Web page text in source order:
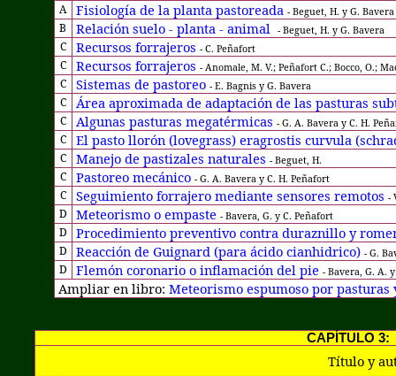
A Fisiología de la planta pastoreada -Beguet, H. y G. Bavera
B Relación suelo - planta - animal -Beguet, H. y G. Bavera
C Recursos forrajeros - C. Peñafort
C Recursos forrajeros- Anomale, M. V.; Peñafort C.; Bocco, O.;
C Sistemas de pastoreo- E. Bagnis y G. Bavera
C Área aproximada de adaptación de las pasturas
C Algunas pasturas megatérmicas - G. A. Bavera y C. H.
C El pasto llorón (lovegrass) eragrostis curvula
C Manejo de pastizales naturales- Beguet, H.
C Pastoreo mecánico - G. A. Bavera y C. H. Peñafort
C Seguimiento forrajero mediante sensores remotos-
D Meteorismo o empaste - Bavera, G. y C. Peñafort
D Procedimiento preventivo contra duraznillo y
D Reacción de Guignard (para ácido cianhidrico)- G.
D Flemón coronario o inflamación del pie - Bavera, G. A.
Ampliar en libro:Meteorismo espumoso por pasturas
CAPÍTULO 3:
Título y